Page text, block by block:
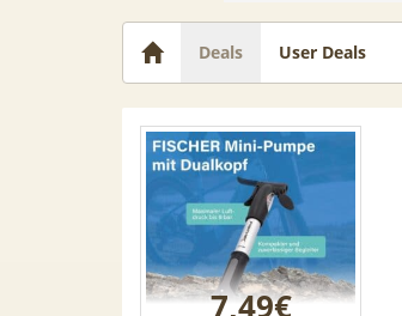
Deals User Deals
7,49€